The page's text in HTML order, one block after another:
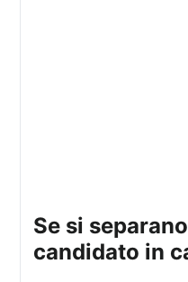
se si separano le strade: motta
candidato in